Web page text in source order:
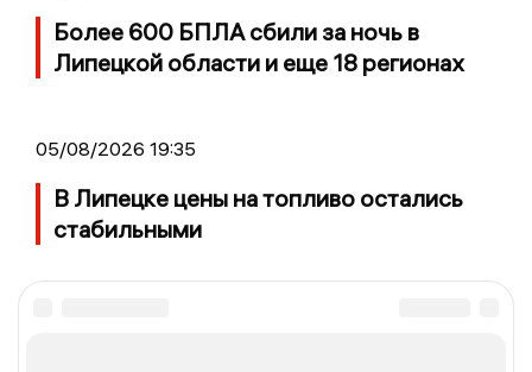
Более 600 БПЛА сбили за ночь в
Липецкой области и еще 18 регионах
05/08/2026 19:35
В Липецке цены на топливо остались
стабильными